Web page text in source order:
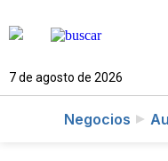
7 de agosto de 2026
Negocios